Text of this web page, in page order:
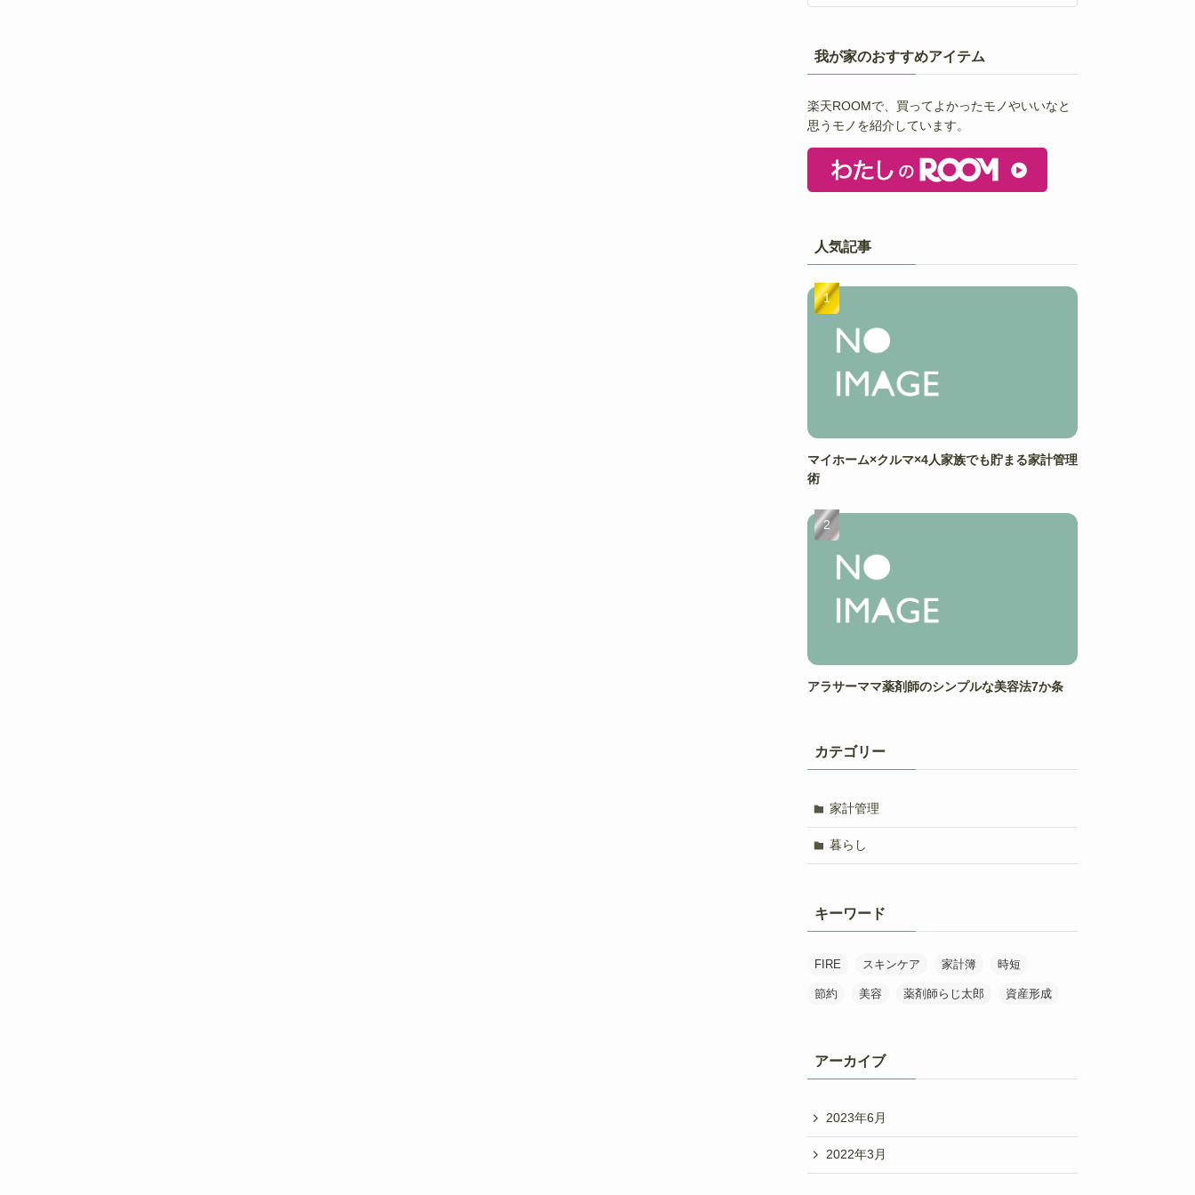
我が家のおすすめアイテム
楽天ROOMで、買ってよかったモノやいいなと
思うモノを紹介しています。
人気記事
マイホーム×クルマ×4人家族でも貯まる家計管理
術
アラサーママ薬剤師のシンプルな美容法7か条
カテゴリー
家計管理
暮らし
キーワード
FIRE スキンケア 家計簿 時短
節約 美容 薬剤師らじ太郎 資産形成
アーカイブ
2023年6月
2022年3月